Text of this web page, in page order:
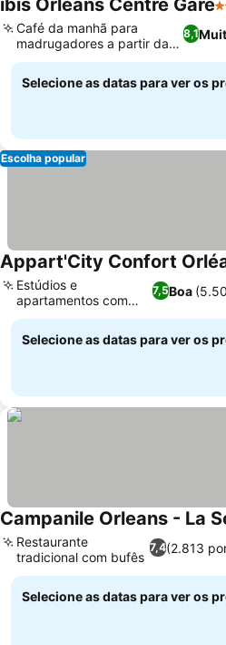
ibis Orléans Centre Gare
8,1
Café da manhã para
madrugadores a partir das
4h
Selecione as datas para ver os
Escolha popular
Appart'City Confort
7,5Boa
Estúdios e
apartamentos com
cozinha
Selecione as datas para ver os
Campanile Orleans - La
7,4(2.813
Restaurante
tradicional com bufês
Selecione as datas para ver os